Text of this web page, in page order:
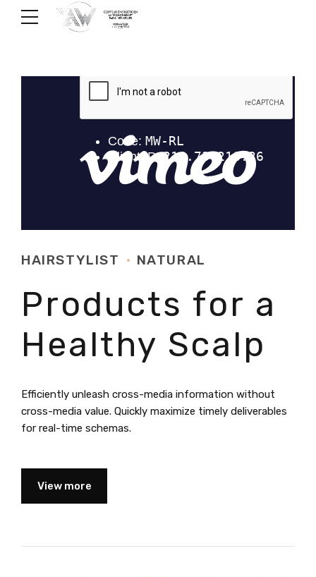
HAIRSTYLIST NATURAL
Products for a
Healthy Scalp
Efficiently unleash cross-media information without
cross-media value. Quickly maximize timely deliverables
for real-time schemas.
View more